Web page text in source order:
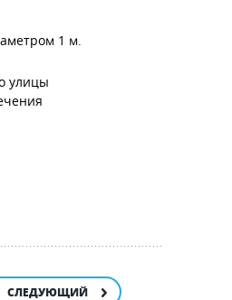
1 м.
улицы
СЛЕДУЮЩИЙ